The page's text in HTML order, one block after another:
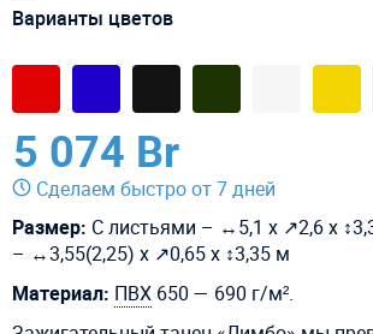
Варианты цветов
5 074 Br
Сделаем быстро от 7 дней
Размер: С листьями – ↔5,1 х ↗2,6 х
– ↔3,55(2,25) х ↗0,65 х ↕3,35 м
Материал: ПВХ 650 — 690 г/м².